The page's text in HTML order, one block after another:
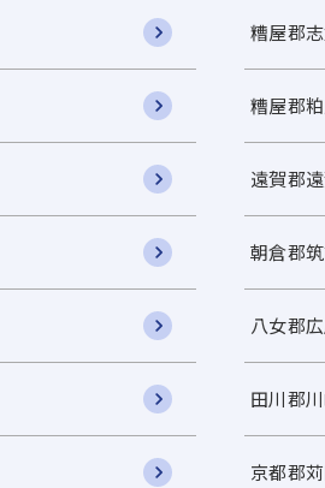
糟屋郡
糟屋郡
遠賀郡
朝倉郡
八女郡
田川郡
京都郡